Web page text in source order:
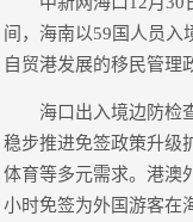
间，海南以59国人员入
自贸港发展的移民管理
海口出入境边防检查
稳步推进免签政策升级
体育等多元需求。港澳
小时免签为外国游客在